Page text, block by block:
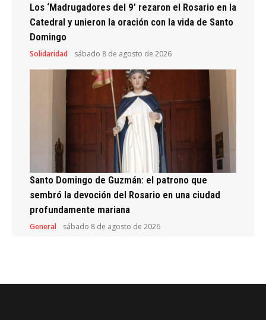
Los ‘Madrugadores del 9’ rezaron el Rosario en la
Catedral y unieron la oración con la vida de Santo
Domingo
Solidaridad sábado 8 de agosto de 2026
Santo Domingo de Guzmán: el patrono que
sembró la devoción del Rosario en una ciudad
profundamente mariana
General sábado 8 de agosto de 2026